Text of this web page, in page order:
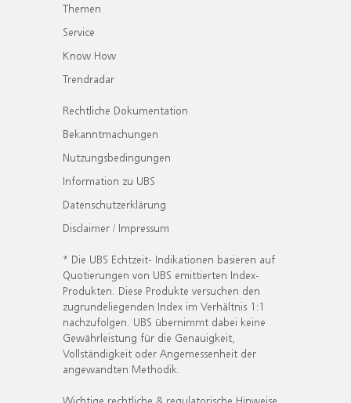
Themen
Service
Know How
Trendradar
Rechtliche Dokumentation
Bekanntmachungen
Nutzungsbedingungen
Information zu UBS
Datenschutzerklärung
Disclaimer / Impressum
* Die UBS Echtzeit- Indikationen basieren auf
Quotierungen von UBS emittierten Index-
Produkten. Diese Produkte versuchen den
zugrundeliegenden Index im Verhältnis 1:1
nachzufolgen. UBS übernimmt dabei keine
Gewährleistung für die Genauigkeit,
Vollständigkeit oder Angemessenheit der
angewandten Methodik.